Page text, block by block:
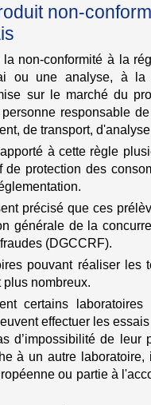
non-
non-conformité à la
ou une analyse, à la
sur le marché du
responsable
de transport,
à cette règle
de protection des
précisé que ces
générale de la
(DGCCRF).
pouvant réaliser les
nombreux.
certains laboratoires
effectuer les
d’impossibilité de leur
à un autre
ou partie à